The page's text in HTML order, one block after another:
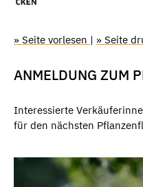
» Seite vorlesen | » Seite
ANMELDUNG ZUM
Interessierte
für den nächsten